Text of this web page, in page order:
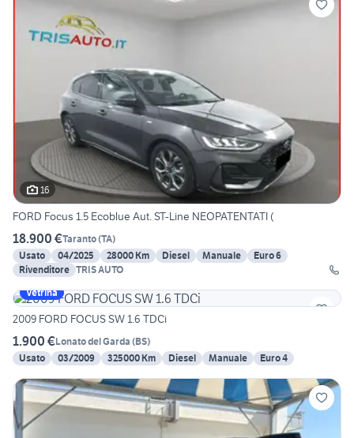
16
FORD Focus 1.5 Ecoblue Aut. ST-Line NEOPATENTATI (
18.900 €Taranto(TA)
Usato
04/2025 28000 Km Diesel Manuale
Euro 6
Rivenditore TRIS AUTO
Vetrina
2009 FORD FOCUS SW 1.6 TDCi
1.900 €Lonato del Garda (BS)
Usato
03/2009 325000 Km Diesel Manuale Euro 4